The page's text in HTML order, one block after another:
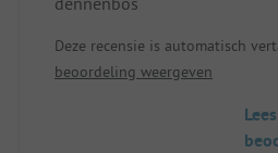
Deze recensie is automatisch
beoordeling weergeven